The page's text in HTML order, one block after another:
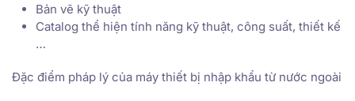
Bản vẽ kỹ thuật
Catalog thể hiện tính năng kỹ thuật, công suất, thiết kế
…
Đặc điểm pháp lý của máy thiết bị nhập khẩu từ nước ngoài